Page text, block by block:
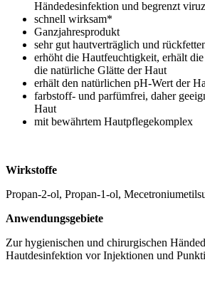
Händedesinfektion und begrenzt
schnell wirksam*
Ganzjahresprodukt
sehr gut hautverträglich und
erhöht die Hautfeuchtigkeit, erhält
die natürliche Glätte der Haut
erhält den natürlichen pH-Wert der
farbstoff- und parfümfrei, daher
Haut
mit bewährtem Hautpflegekomplex
Wirkstoffe
Propan-2-ol, Propan-1-ol,
Anwendungsgebiete
Zur hygienischen und chirurgischen
Hautdesinfektion vor Injektionen und